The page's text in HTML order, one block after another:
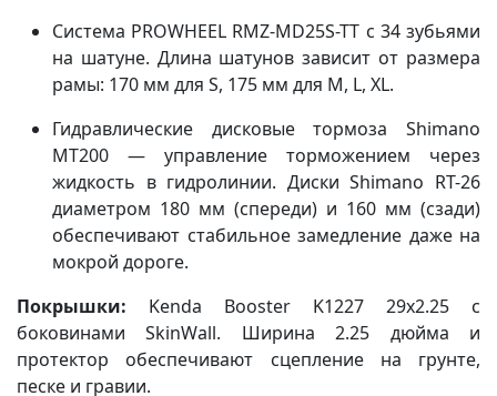
Система PROWHEEL RMZ-MD25S-TT с 34 зубьями
на шатуне. Длина шатунов зависит от размера
рамы: 170 мм для S, 175 мм для M, L, XL.
Гидравлические дисковые тормоза Shimano
MT200 — управление торможением через
жидкость в гидролинии. Диски Shimano RT-26
диаметром 180 мм (спереди) и 160 мм (сзади)
обеспечивают стабильное замедление даже на
мокрой дороге.
Покрышки: Kenda Booster K1227 29x2.25 с
боковинами SkinWall. Ширина 2.25 дюйма и
протектор обеспечивают сцепление на грунте,
песке и гравии.